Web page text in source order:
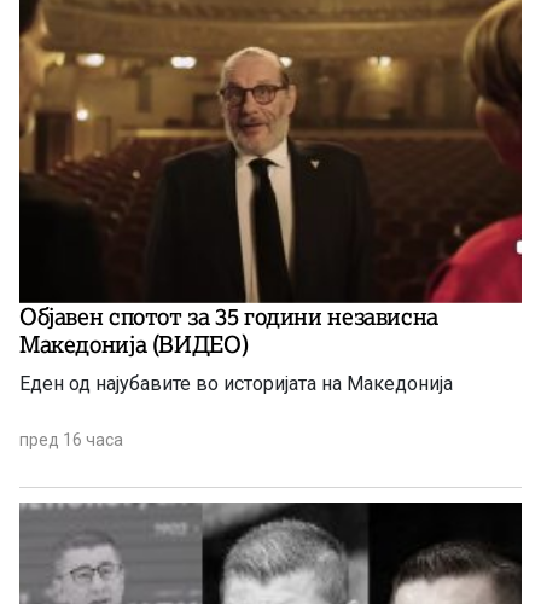
Објавен спотот за 35 години независна
Македонија (ВИДЕО)
Еден од најубавите во историјата на Македонија
пред 16 часа